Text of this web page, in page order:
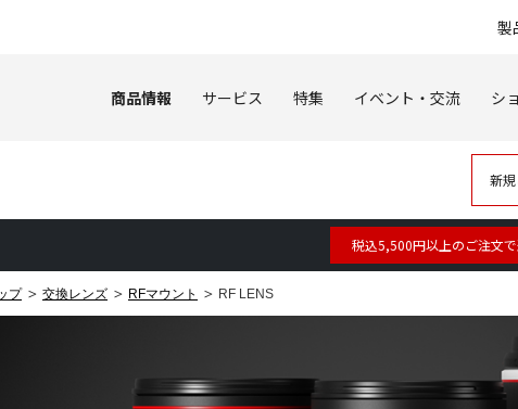
製
商品情報 サービス 特集 イベント・交流 シ
新
税込5,500円以上のご注文で
プ 交換レンズ RFマウント RF LENS